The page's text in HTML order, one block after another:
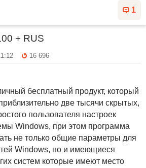
1
+ RUS
16 696
бесплатный продукт, который
две тысячи скрытых,
пользователя настроек
Windows, при этом программа
не только общие параметры для
Windows, но и имеющиеся
систем которые имеют место